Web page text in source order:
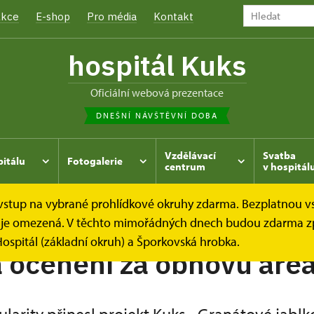
E-shop Pro média Kontakt
hospitál Kuks
oficiální webová prezentace
DNEŠNÍ NÁVŠTĚVNÍ DOBA
Fotogalerie
Vzdělávací
centrum
Svatba
v
na vybrané prohlídkové okruhy zdarma. Bezplatnou
omezená. V těchto mimořádných dnech budou zdarma
(základní okruh) a Šporkovská hrobka.
za obnovu